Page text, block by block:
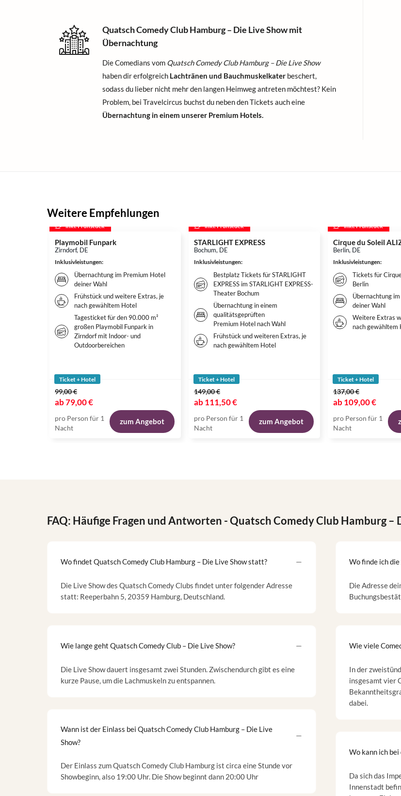
Quatsch Comedy Club Hamburg – Die Live Show mit
Übernachtung
Die Comedians vom Quatsch Comedy Club Hamburg – Die Live Show
haben dir erfolgreich Lachtränen und Bauchmuskelkater beschert,
sodass du lieber nicht mehr den langen Heimweg antreten möchtest? Kein
Problem, bei Travelcircus buchst du neben den Tickets auch eine
Übernachtung in einem unserer Premium Hotels.
Weitere Empfehlungen
inkl. Frühstück
Playmobil Funpark
Zirndorf, DE
Inklusivleistungen:
Übernachtung im Premium Hotel
deiner Wahl
Frühstück und weitere Extras, je
nach gewähltem Hotel
Tagesticket für den 90.000 m²
großen Playmobil Funpark in
Zirndorf mit Indoor- und
Outdoorbereichen
Ticket + Hotel
99,00 €
ab79,00 €
pro Person für 1
Nacht
zum Angebot
inkl. Frühstück
STARLIGHT EXPRESS
Bochum, DE
Inklusivleistungen:
Bestplatz Tickets für STARLIGHT
EXPRESS im STARLIGHT EXPRESS-
Theater Bochum
Übernachtung in einem
qualitätsgeprüften
Premium Hotel nach Wahl
Frühstück und weiteren Extras, je
nach gewähltem Hotel
Ticket + Hotel
149,00 €
ab111,50 €
pro Person für 1
Nacht
zum Angebot
inkl. Frühstück
Cirque du Soleil
Berlin, DE
Inklusivleistungen:
Tickets für
Berlin
Übernachtung
deiner Wahl
Weitere Extras
nach gewähltem
Ticket + Hotel
137,00 €
ab109,00 €
pro Person für 1
Nacht
FAQ: Häufige Fragen und Antworten - Quatsch Comedy Club Hamburg –
Wo findet Quatsch Comedy Club Hamburg – Die Live Show statt?
Die Live Show des Quatsch Comedy Clubs findet unter folgender Adresse
statt: Reeperbahn 5, 20359 Hamburg, Deutschland.
Wie lange geht Quatsch Comedy Club – Die Live Show?
Die Live Show dauert insgesamt zwei Stunden. Zwischendurch gibt es eine
kurze Pause, um die Lachmuskeln zu entspannen.
Wann ist der Einlass bei Quatsch Comedy Club Hamburg – Die Live
Show?
Der Einlass zum Quatsch Comedy Club Hamburg ist circa eine Stunde vor
Showbeginn, also 19:00 Uhr. Die Show beginnt dann 20:00 Uhr
Wo finde ich
Die Adresse
Wie viele
In der
insgesamt vier
dabei.
Wo kann ich bei
Da sich das
Innenstadt